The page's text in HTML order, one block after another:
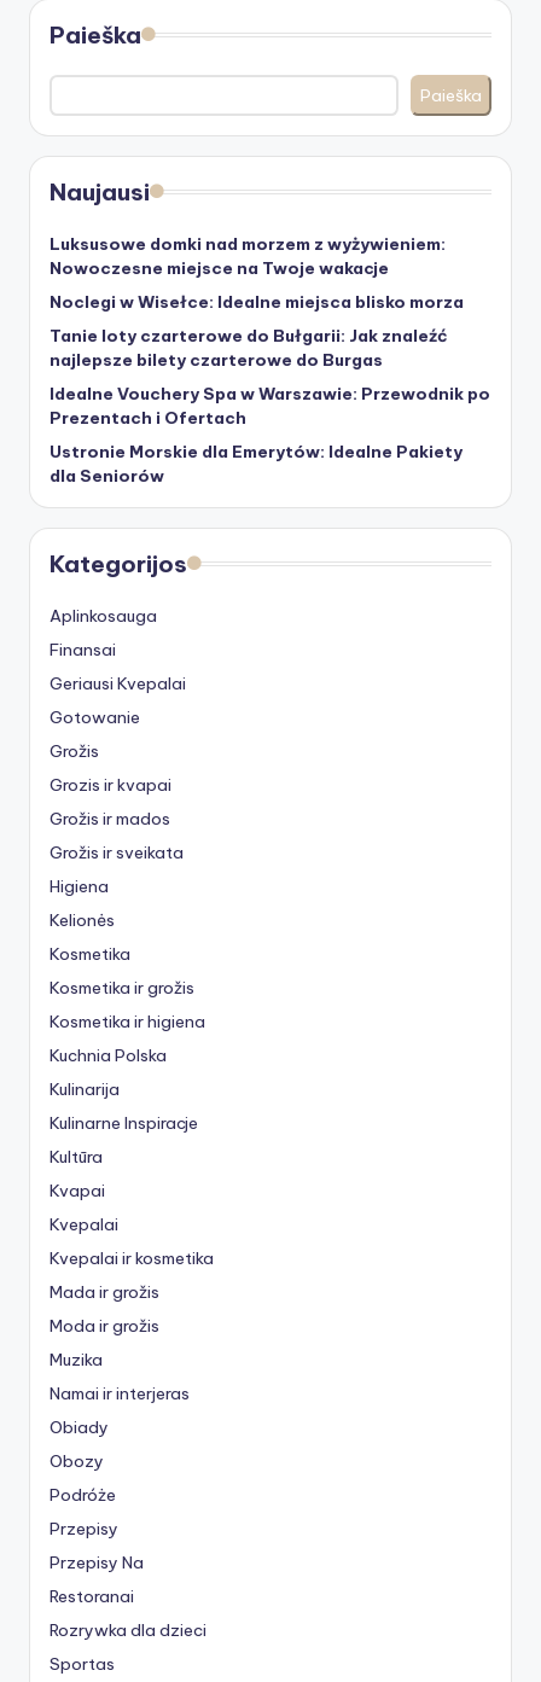
Paieška
Paieška
Naujausi
Luksusowe domki nad morzem z wyżywieniem:
Nowoczesne miejsce na Twoje wakacje
Noclegi w Wisełce: Idealne miejsca blisko morza
Tanie loty czarterowe do Bułgarii: Jak znaleźć
najlepsze bilety czarterowe do Burgas
Idealne Vouchery Spa w Warszawie: Przewodnik po
Prezentach i Ofertach
Ustronie Morskie dla Emerytów: Idealne Pakiety
dla Seniorów
Kategorijos
Aplinkosauga
Finansai
Geriausi Kvepalai
Gotowanie
Grožis
Grozis ir kvapai
Grožis ir mados
Grožis ir sveikata
Higiena
Kelionės
Kosmetika
Kosmetika ir grožis
Kosmetika ir higiena
Kuchnia Polska
Kulinarija
Kulinarne Inspiracje
Kultūra
Kvapai
Kvepalai
Kvepalai ir kosmetika
Mada ir grožis
Moda ir grožis
Muzika
Namai ir interjeras
Obiady
Obozy
Podróże
Przepisy
Przepisy Na
Restoranai
Rozrywka dla dzieci
Sportas